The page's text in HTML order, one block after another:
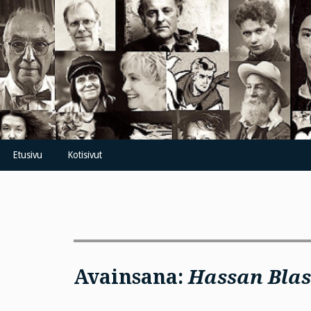
Skip
to
content
Etusivu Kotisivut
Avainsana:Hassan